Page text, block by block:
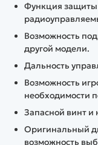
Функция защиты
Возможность
другой модели.
Дальность
Возможность
необходимости
Запасной винт и
Оригинальный
возможность